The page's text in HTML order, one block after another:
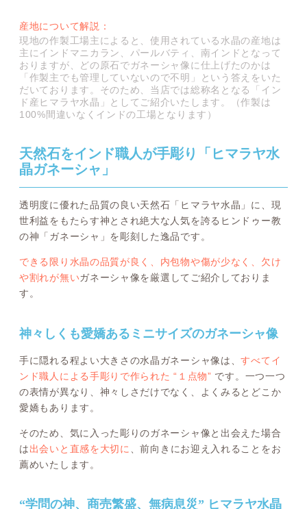
産地について解説：
現地の作製工場主によると、使用されている水晶の産地は
主にインドマニカラン、パールバティ、南インドとなって
おりますが、どの原石でガネーシャ像に仕上げたのかは
「作製主でも管理していないので不明」という答えをいた
だいております。そのため、当店では総称名となる「イン
ド産ヒマラヤ水晶」としてご紹介いたします。（作製は
100%間違いなくインドの工場となります）
天然石をインド職人が手彫り「ヒマラヤ水
晶ガネーシャ」
透明度に優れた品質の良い天然石「ヒマラヤ水晶」に、現
世利益をもたらす神とされ絶大な人気を誇るヒンドゥー教
の神「ガネーシャ」を彫刻した逸品です。
できる限り水晶の品質が良く、内包物や傷が少なく、欠け
や割れが無いガネーシャ像を厳選してご紹介しておりま
す。
神々しくも愛嬌あるミニサイズのガネーシャ像
手に隠れる程よい大きさの水晶ガネーシャ像は、すべてイ
ンド職人による手彫りで作られた “１点物” です。一つ一つ
の表情が異なり、神々しさだけでなく、よくみるとどこか
愛嬌もあります。
そのため、気に入った彫りのガネーシャ像と出会えた場合
は出会いと直感を大切に
、前向きにお迎え入れることをお
薦めいたします。
“学問の神、商売繁盛、無病息災” ヒマラヤ水晶